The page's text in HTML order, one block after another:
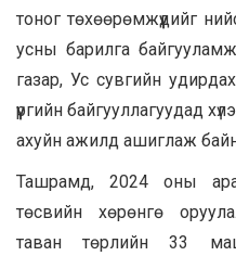
тоног төхөөрөмжүүдийг
усны барилга
газар, Ус сувгийн
үүргийн байгууллагуудад
ахуйн ажилд ашиглаж
Ташрамд, 2024 оны
төсвийн хөрөнгө
таван төрлийн 33